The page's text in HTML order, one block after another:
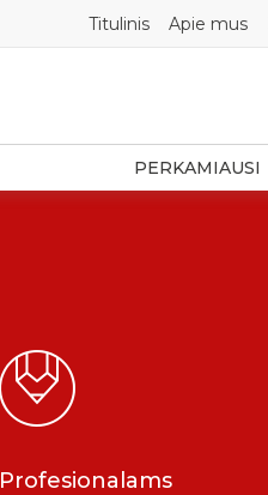
Titulinis Apie mus
PERKAMIAUSI
Profesionalams